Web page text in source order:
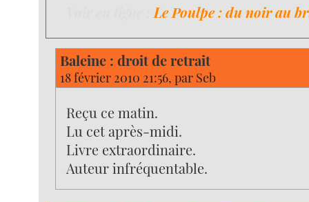
Le Poulpe : du noir au
Baleine : droit de retrait
18 février 2010 21:56, par Seb
Reçu ce matin.
Lu cet après-midi.
Livre extraordinaire.
Auteur infréquentable.